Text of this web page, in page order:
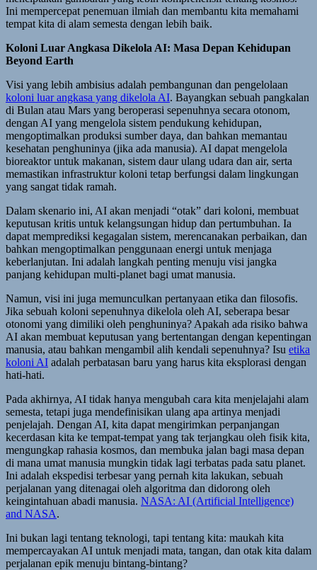
Ini mempercepat penemuan ilmiah dan membantu kita memahami
tempat kita di alam semesta dengan lebih baik.
Koloni Luar Angkasa Dikelola AI: Masa Depan Kehidupan
Beyond Earth
Visi yang lebih ambisius adalah pembangunan dan pengelolaan
koloni luar angkasa yang dikelola AI. Bayangkan sebuah pangkalan
di Bulan atau Mars yang beroperasi sepenuhnya secara otonom,
dengan AI yang mengelola sistem pendukung kehidupan,
mengoptimalkan produksi sumber daya, dan bahkan memantau
kesehatan penghuninya (jika ada manusia). AI dapat mengelola
bioreaktor untuk makanan, sistem daur ulang udara dan air, serta
memastikan infrastruktur koloni tetap berfungsi dalam lingkungan
yang sangat tidak ramah.
Dalam skenario ini, AI akan menjadi “otak” dari koloni, membuat
keputusan kritis untuk kelangsungan hidup dan pertumbuhan. Ia
dapat memprediksi kegagalan sistem, merencanakan perbaikan, dan
bahkan mengoptimalkan penggunaan energi untuk menjaga
keberlanjutan. Ini adalah langkah penting menuju visi jangka
panjang kehidupan multi-planet bagi umat manusia.
Namun, visi ini juga memunculkan pertanyaan etika dan filosofis.
Jika sebuah koloni sepenuhnya dikelola oleh AI, seberapa besar
otonomi yang dimiliki oleh penghuninya? Apakah ada risiko bahwa
AI akan membuat keputusan yang bertentangan dengan kepentingan
manusia, atau bahkan mengambil alih kendali sepenuhnya? Isu etika
koloni AI adalah perbatasan baru yang harus kita eksplorasi dengan
hati-hati.
Pada akhirnya, AI tidak hanya mengubah cara kita menjelajahi alam
semesta, tetapi juga mendefinisikan ulang apa artinya menjadi
penjelajah. Dengan AI, kita dapat mengirimkan perpanjangan
kecerdasan kita ke tempat-tempat yang tak terjangkau oleh fisik kita,
mengungkap rahasia kosmos, dan membuka jalan bagi masa depan
di mana umat manusia mungkin tidak lagi terbatas pada satu planet.
Ini adalah ekspedisi terbesar yang pernah kita lakukan, sebuah
perjalanan yang ditenagai oleh algoritma dan didorong oleh
keingintahuan abadi manusia. NASA: AI (Artificial Intelligence)
and NASA.
Ini bukan lagi tentang teknologi, tapi tentang kita: maukah kita
mempercayakan AI untuk menjadi mata, tangan, dan otak kita dalam
perjalanan epik menuju bintang-bintang?